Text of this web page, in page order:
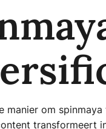
manier om
transformeert